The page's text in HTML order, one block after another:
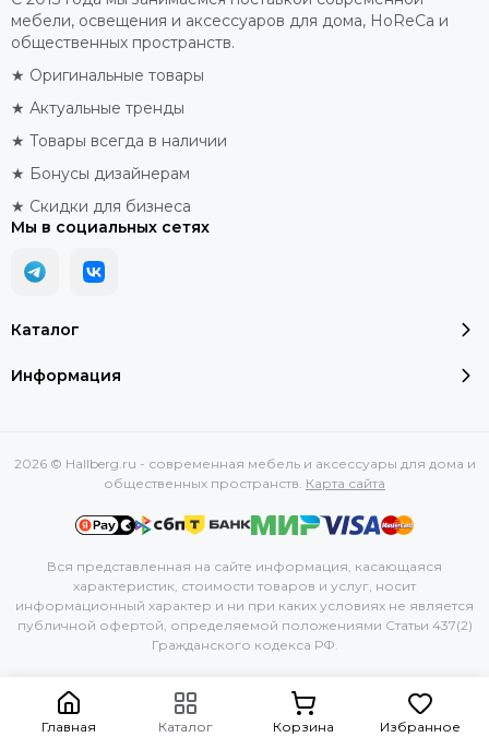
Каталог
Информация
мебели, освещения и аксессуаров для дома, HoReCa и
общественных пространств.
★ Оригинальные товары
★ Актуальные тренды
★ Товары всегда в наличии
★ Бонусы дизайнерам
★ Скидки для бизнеса
Мы в социальных сетях
2026 © Hallberg.ru - современная мебель и аксессуары для дома и
общественных пространств. Карта сайта
Вся представленная на сайте информация, касающаяся
характеристик, стоимости товаров и услуг, носит
информационный характер и ни при каких условиях не является
публичной офертой, определяемой положениями Статьи 437(2)
Гражданского кодекса РФ.
Главная Каталог Корзина Избранное